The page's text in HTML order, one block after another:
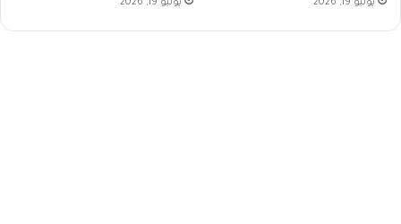
يونيو 19, 2026 يونيو 19, 2026